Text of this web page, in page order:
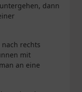
dann
nach rechts
mit
an eine